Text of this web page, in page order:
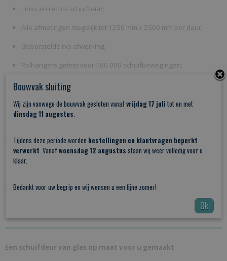
Links en rechts schuifbaar;
Alle afmetingen mogelijk tot 1250 mm x 2500 mm per deur;
Geborstelde rvs afwerking;
Rolhangers getest voor 100.000 schuifbewegingen;
Handgreep naar keuze;
Geschikt voor wandmontage.
PDF:Wandmontage handleiding - Schuifdeursysteem
Manchester
gegevens in die wij nodig hebben om een glazen schuifdeur op maat
voor u te creëren. Heeft u vragen over dit product of de bovenstaande
Een schuifdeur van glas op maat voor u gemaakt
Bouwvak sluiting
Wij zijn vanwege de bouwvak gesloten vanaf vrijdag 17 juli tot en met
dinsdag 11 augustus.
Tijdens deze periode worden bestellingen en klantvragen beperkt
verwerkt. Vanaf woensdag 12 augustus staan wij weer volledig voor u
klaar.
Bedankt voor uw begrip en wij wensen u een fijne zomer!
Ok